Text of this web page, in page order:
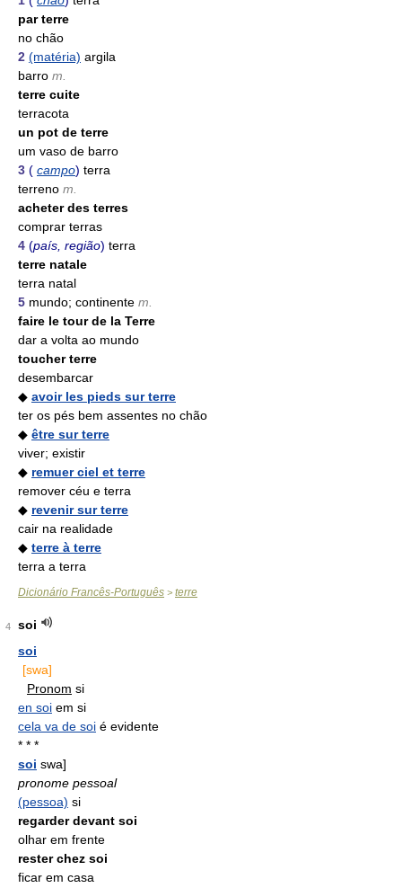
par terre
no chão
2 (matéria) argila
barro m.
terre cuite
terracota
un pot de terre
um vaso de barro
3 ( campo) terra
terreno m.
acheter des terres
comprar terras
4 (país, região) terra
terre natale
terra natal
5 mundo; continente m.
faire le tour de la Terre
dar a volta ao mundo
toucher terre
desembarcar
◆ avoir les pieds sur terre
ter os pés bem assentes no chão
◆ être sur terre
viver; existir
◆ remuer ciel et terre
remover céu e terra
◆ revenir sur terre
cair na realidade
◆ terre à terre
terra a terra
Dicionário Francês-Português > terre
4
soi
soi
[swa]
Pronom si
en soi em si
cela va de soi é evidente
* * *
soi swa]
pronome pessoal
(pessoa) si
regarder devant soi
olhar em frente
rester chez soi
ficar em casa